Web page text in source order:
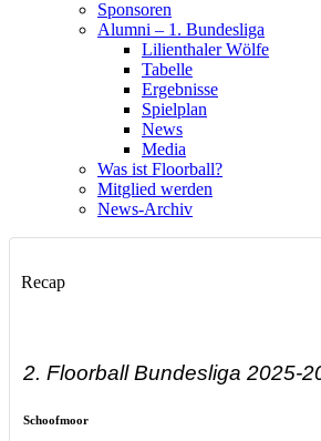
Sponsoren
Alumni – 1. Bundesliga
Lilienthaler Wölfe
Tabelle
Ergebnisse
Spielplan
News
Media
Was ist Floorball?
Mitglied werden
News-Archiv
Recap
2. Floorball Bundesliga 2025-
Schoofmoor